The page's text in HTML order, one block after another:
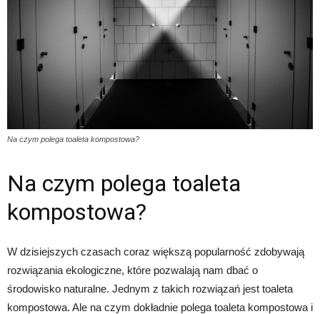
Na czym polega toaleta kompostowa?
Na czym polega toaleta
kompostowa?
W dzisiejszych czasach coraz większą popularność zdobywają
rozwiązania ekologiczne, które pozwalają nam dbać o
środowisko naturalne. Jednym z takich rozwiązań jest toaleta
kompostowa. Ale na czym dokładnie polega toaleta kompostowa i